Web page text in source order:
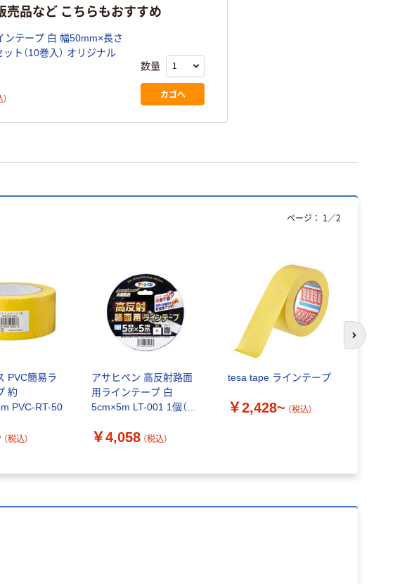
売品など こちらもおすすめ
ンテープ 白 幅50mm×長さ
50m アスクル 1セット（10巻入） オリジナル
数量
カゴへ
PVC簡易ラ
約
PVC-RT-50
（税込）
アサヒペン 高反射路面
用ラインテープ 白
5cm×5m LT-001 1個（直
￥4,058 （税込）
tesa tape ラインテープ
￥2,428~ （税込）
ページ： 1 ／2
次のスライド